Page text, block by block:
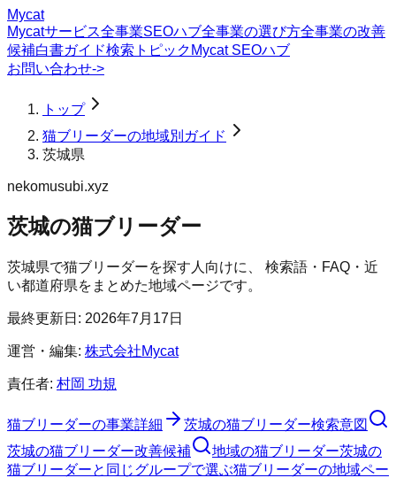
Mycat
Mycatサービス全事業SEOハブ全事業の選び方全事業の改善
候補白書ガイド検索トピック Mycat SEOハブ
お問い合わせ->
トップ
猫ブリーダーの地域別ガイド
茨城県
nekomusubi.xyz
茨城の猫ブリーダー
茨城県で猫ブリーダーを探す人向けに、 検索語・FAQ・近
い都道府県をまとめた地域ページです。
最終更新日: 2026年7月17日
運営・編集: 株式会社Mycat
責任者: 村岡 功規
猫ブリーダーの事業詳細
茨城の猫ブリーダー検索意図
茨城の猫ブリーダー改善候補
地域の猫ブリーダー茨城の
猫ブリーダーと同じグループで選ぶ猫ブリーダーの地域ペー